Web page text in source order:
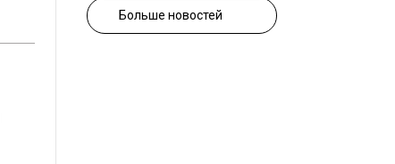
Больше новостей